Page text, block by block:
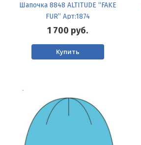
Шапочка 8848 ALTITUDE “FAKE
FUR” Арт:1874
1 700 руб.
Купить